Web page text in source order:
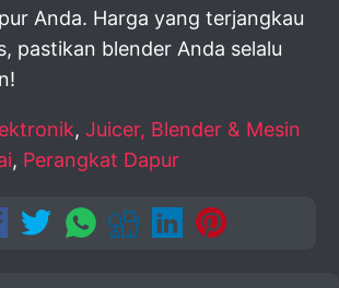
Anda. Harga yang terjangkau
pastikan blender Anda selalu
, Juicer, Blender & Mesin
, Perangkat Dapur